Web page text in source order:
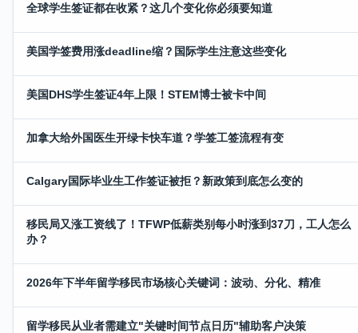
全球学生签证都在收紧？这几个变化你必须要知道
美国学签费用涨deadline缩？国际学生注意这些变化
美国DHS学生签证4年上限！STEM博士被卡中间
加拿大给外国医生开绿卡快车道？学签工签流程有变
Calgary国际毕业生工作签证被拒？新政策到底怎么变的
移民局又涨工资线了！TFWP低薪类别每小时涨到37刀，工人怎么
办？
2026年下半年留学移民市场核心关键词：波动、分化、精准
留学移民从业者需建立"关键时间节点日历"辅助客户决策